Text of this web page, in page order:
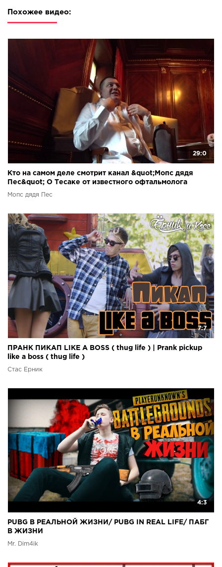
Похожее видео:
29:0
Кто на самом деле смотрит канал &quot;Мопс дядя
Пес&quot; О Тесаке от известного офтальмолога
Мопс дядя Пес
7:7
ПРАНК ПИКАП LIKE A BOSS ( thug life ) | Prank pickup
like a boss ( thug life )
Стас Ёрник
4:3
PUBG В РЕАЛЬНОЙ ЖИЗНИ/ PUBG IN REAL LIFE/ ПАБГ
В ЖИЗНИ
Mr. Dim4ik